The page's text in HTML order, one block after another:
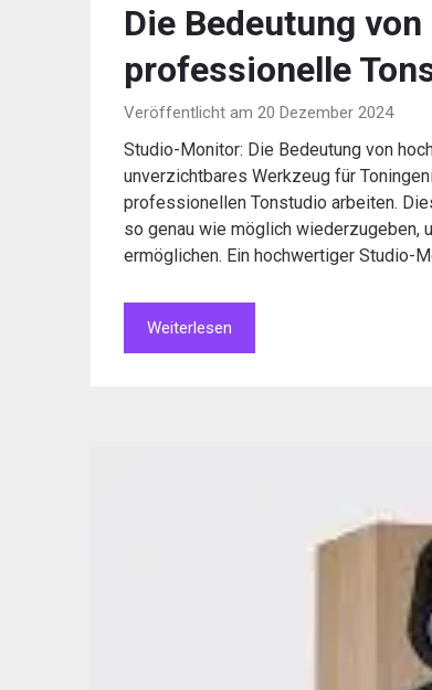
Die Bedeutung
professionelle
Veröffentlicht am 20 Dezember 2024
Studio-Monitor: Die Bedeutung von
unverzichtbares Werkzeug für
professionellen Tonstudio arbeiten.
so genau wie möglich wiederzugeben,
ermöglichen. Ein hochwertiger Studio-
Weiterlesen